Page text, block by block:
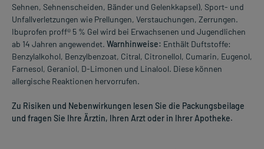
Sehnen, Sehnenscheiden, Bänder und Gelenkkapsel), Sport- und
Unfallverletzungen wie Prellungen, Verstauchungen, Zerrungen.
Ibuprofen proff® 5 % Gel wird bei Erwachsenen und Jugendlichen
ab 14 Jahren angewendet. Warnhinweise: Enthält Duftstoffe:
Benzylalkohol, Benzylbenzoat, Citral, Citronellol, Cumarin, Eugenol,
Farnesol, Geraniol, D-Limonen und Linalool. Diese können
allergische Reaktionen hervorrufen.
Zu Risiken und Nebenwirkungen lesen Sie die Packungsbeilage
und fragen Sie Ihre Ärztin, Ihren Arzt oder in Ihrer Apotheke.